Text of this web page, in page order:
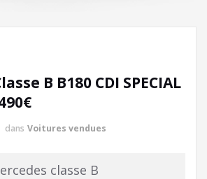
B B180 CDI SPECIAL
dans Voitures vendues
classe B